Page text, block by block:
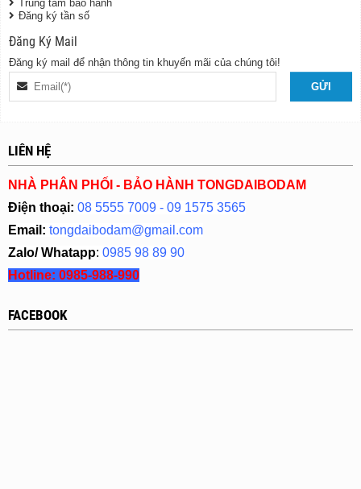
Trung tâm bảo hành
Đăng ký tần số
Đăng Ký Mail
Đăng ký mail để nhận thông tin khuyến mãi của chúng tôi!
LIÊN HỆ
NHÀ PHÂN PHỐI - BẢO HÀNH TONGDAIBODAM
Điện thoại: 08 5555 7009 - 09 1575 3565
Email: tongdaibodam@gmail.com
Zalo/ Whatapp: 0985 98 89 90
Hotline: 0985-988-990
FACEBOOK